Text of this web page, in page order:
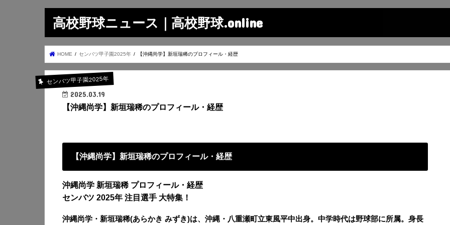
高校野球ニュース｜高校野球.online
HOME センバツ甲子園2025年 【沖縄尚学】新垣瑞稀のプロフィール・経歴
センバツ甲子園2025年
2025.03.19
【沖縄尚学】新垣瑞稀のプロフィール・経歴
【沖縄尚学】新垣瑞稀のプロフィール・経歴
沖縄尚学 新垣瑞稀 プロフィール・経歴
センバツ 2025年 注目選手 大特集！
沖縄尚学・新垣瑞稀(あらかき みずき)は、沖縄・八重瀬町立東風平中出身。中学時代は野球部に所属。身長